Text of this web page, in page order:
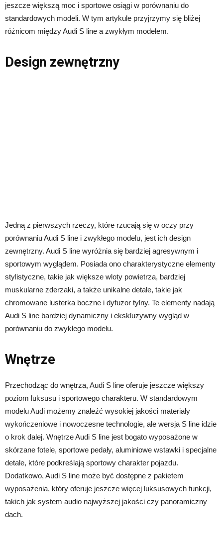
jeszcze większą moc i sportowe osiągi w porównaniu do
standardowych modeli. W tym artykule przyjrzymy się bliżej
różnicom między Audi S line a zwykłym modelem.
Design zewnętrzny
Jedną z pierwszych rzeczy, które rzucają się w oczy przy
porównaniu Audi S line i zwykłego modelu, jest ich design
zewnętrzny. Audi S line wyróżnia się bardziej agresywnym i
sportowym wyglądem. Posiada ono charakterystyczne elementy
stylistyczne, takie jak większe wloty powietrza, bardziej
muskularne zderzaki, a także unikalne detale, takie jak
chromowane lusterka boczne i dyfuzor tylny. Te elementy nadają
Audi S line bardziej dynamiczny i ekskluzywny wygląd w
porównaniu do zwykłego modelu.
Wnętrze
Przechodząc do wnętrza, Audi S line oferuje jeszcze większy
poziom luksusu i sportowego charakteru. W standardowym
modelu Audi możemy znaleźć wysokiej jakości materiały
wykończeniowe i nowoczesne technologie, ale wersja S line idzie
o krok dalej. Wnętrze Audi S line jest bogato wyposażone w
skórzane fotele, sportowe pedały, aluminiowe wstawki i specjalne
detale, które podkreślają sportowy charakter pojazdu.
Dodatkowo, Audi S line może być dostępne z pakietem
wyposażenia, który oferuje jeszcze więcej luksusowych funkcji,
takich jak system audio najwyższej jakości czy panoramiczny
dach.